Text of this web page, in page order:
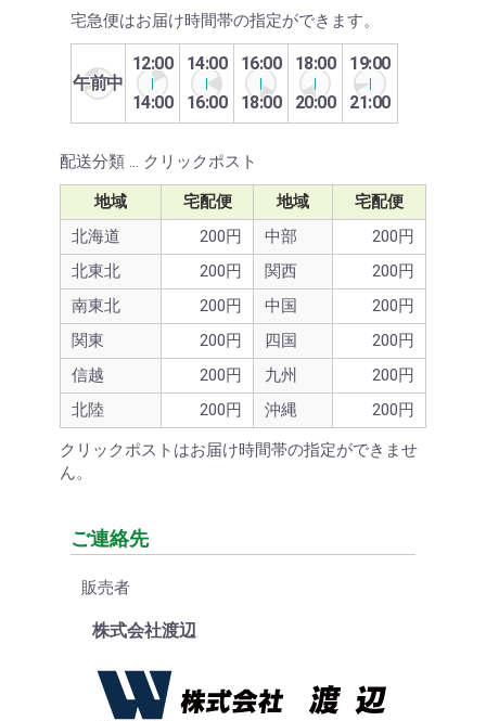
宅急便はお届け時間帯の指定ができます。
午前中
12:00
14:00
14:00
16:00
16:00
18:00
18:00
20:00
19:00
21:00
配送分類 … クリックポスト
地域 宅配便 地域
宅配便
北海道
200円 中部
200円
北東北
200円 関西
200円
南東北
200円 中国
200円
関東
200円 四国
200円
信越
200円 九州
200円
北陸
200円 沖縄 200円
クリックポストはお届け時間帯の指定ができませ
ん。
ご連絡先
販売者
株式会社渡辺